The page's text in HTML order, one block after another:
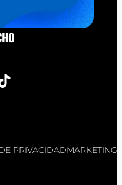
PRIVACIDADMARKETING